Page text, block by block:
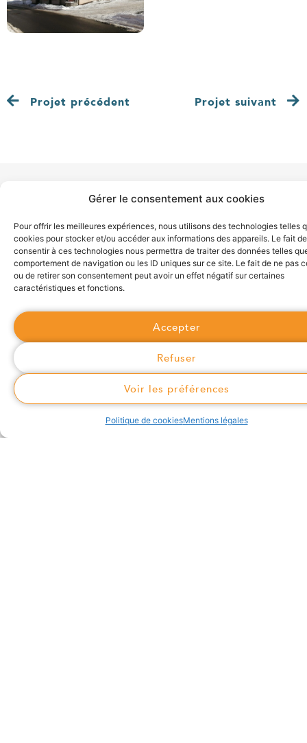
Gérer le consentement aux cookies
Pour offrir les meilleures expériences, nous utilisons des technologies telles
cookies pour stocker et/ou accéder aux informations des appareils. Le fait de
consentir à ces technologies nous permettra de traiter des données telles
comportement de navigation ou les ID uniques sur ce site. Le fait de ne pas
ou de retirer son consentement peut avoir un effet négatif sur certaines
caractéristiques et fonctions.
Accepter
Refuser
Voir les préférences
Politique de cookiesMentions légales
Projet précédent Projet suivant
Syan’Chaleur est une régie du Syane chargée de piloter la
conception, la réalisation, l’exploitation et la maintenance de
réseaux publics de chaleur et de froid. Elle gère également le
service auprès des usagers.
Syan'Chaleur